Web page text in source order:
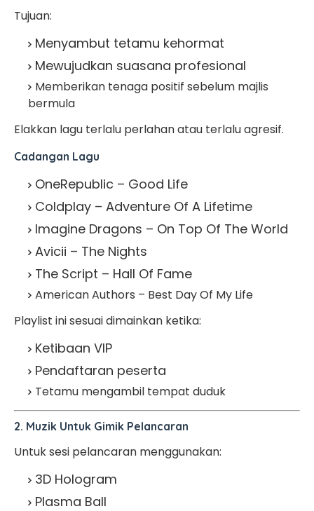
Tujuan:
Menyambut tetamu kehormat
Mewujudkan suasana profesional
Memberikan tenaga positif sebelum majlis
bermula
Elakkan lagu terlalu perlahan atau terlalu agresif.
Cadangan Lagu
OneRepublic – Good Life
Coldplay – Adventure Of A Lifetime
Imagine Dragons – On Top Of The World
Avicii – The Nights
The Script – Hall Of Fame
American Authors – Best Day Of My Life
Playlist ini sesuai dimainkan ketika:
Ketibaan VIP
Pendaftaran peserta
Tetamu mengambil tempat duduk
2. Muzik Untuk Gimik Pelancaran
Untuk sesi pelancaran menggunakan:
3D Hologram
Plasma Ball